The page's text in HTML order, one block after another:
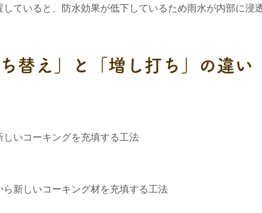
ていると、防水効果が低下しているため雨水が内部に浸
替え」と「増し打ち」の違い
いコーキングを充填する工法
新しいコーキング材を充填する工法